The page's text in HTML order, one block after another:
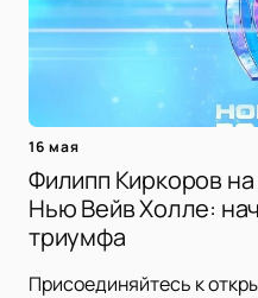
16 мая
Филипп Киркоров
Нью Вейв Холле:
триумфа
Присоединяйтесь к